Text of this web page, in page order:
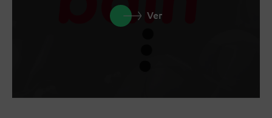
Ver